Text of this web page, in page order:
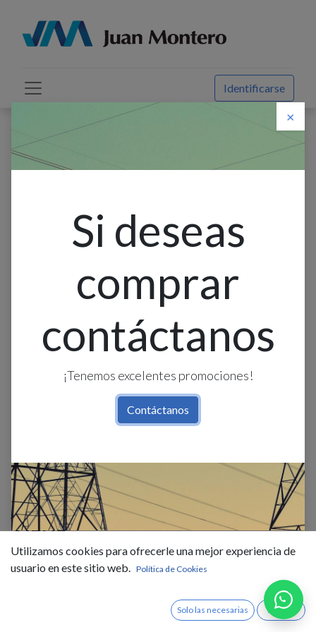
Identificarse
×
Si deseas
comprar
contáctanos
¡Tenemos excelentes promociones!
Contáctanos
Todos los productos
Escalera Telesc 28P. 8.55M Fibra
Vidrio
$374,00 IVA Incluido
Utilizamos cookies para ofrecerle una mejor experiencia de
usuario en este sitio web. Política de Cookies
Solo las necesarias Acepto